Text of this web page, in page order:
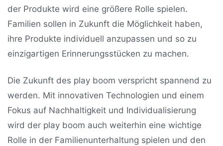
der Produkte wird eine größere Rolle spielen.
Familien sollen in Zukunft die Möglichkeit haben,
ihre Produkte individuell anzupassen und so zu
einzigartigen Erinnerungsstücken zu machen.
Die Zukunft des play boom verspricht spannend zu
werden. Mit innovativen Technologien und einem
Fokus auf Nachhaltigkeit und Individualisierung
wird der play boom auch weiterhin eine wichtige
Rolle in der Familienunterhaltung spielen und den